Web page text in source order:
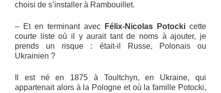
choisi de s’installer à Rambouillet.
– Et en terminant avec Félix-Nicolas Potocki cette
courte liste où il y aurait tant de noms à ajouter, je
prends un risque : était-il Russe, Polonais ou
Ukrainien ?
Il est né en 1875 à Toultchyn, en Ukraine, qui
appartenait alors à la Pologne et où la famille Potocki,